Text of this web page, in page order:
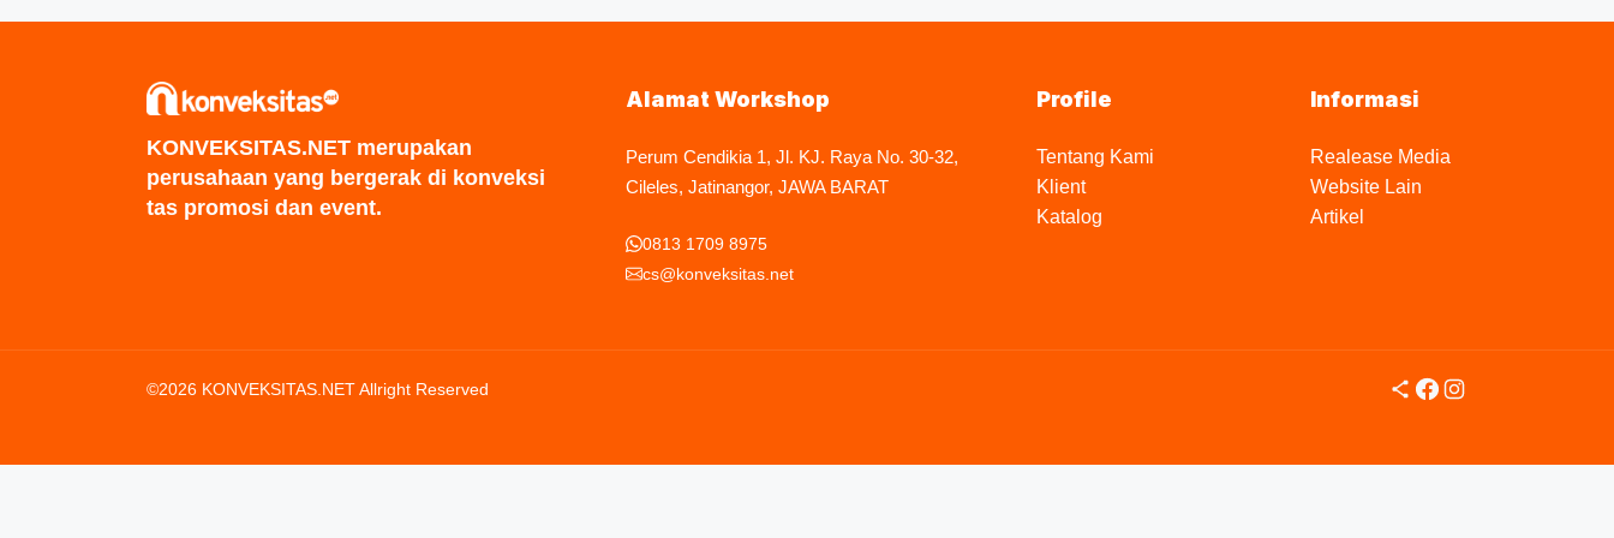
KONVEKSITAS.NET merupakan
perusahaan yang bergerak di konveksi
tas promosi dan event.
Alamat Workshop
Perum Cendikia 1, Jl. KJ. Raya No. 30-32,
Cileles, Jatinangor, JAWA BARAT
0813 1709 8975
cs@konveksitas.net
Profile
Tentang Kami
Klient
Katalog
Informasi
Realease Media
Website Lain
Artikel
©2026 KONVEKSITAS.NET Allright Reserved Share IconFacebook
Instagram